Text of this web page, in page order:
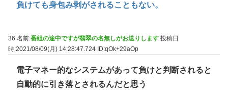
負けても身包み剥がされることもない。
36 名前:番組の途中ですが翡翠の名無しがお送りします 投稿日
時:2021/08/09(月) 14:28:47.724 ID:qOk+29aOp
電子マネー的なシステムがあって負けと判断されると
自動的に引き落とされるんだと思う